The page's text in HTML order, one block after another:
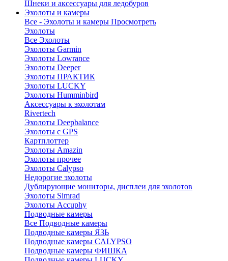
Шнеки и аксессуары для ледобуров
Эхолоты и камеры
Все - Эхолоты и камеры Просмотреть
Эхолоты
Все Эхолоты
Эхолоты Garmin
Эхолоты Lowrance
Эхолоты Deeper
Эхолоты ПРАКТИК
Эхолоты LUCKY
Эхолоты Humminbird
Аксессуары к эхолотам
Rivertech
Эхолоты Deepbalance
Эхолоты с GPS
Картплоттер
Эхолоты Amazin
Эхолоты прочее
Эхолоты Calypso
Недорогие эхолоты
Дублирующие мониторы, дисплеи для эхолотов
Эхолоты Simrad
Эхолоты Accuphy
Подводные камеры
Все Подводные камеры
Подводные камеры ЯЗЬ
Подводные камеры CALYPSO
Подводные камеры ФИШКА